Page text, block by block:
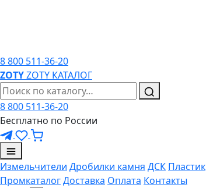
8 800 511-36-20
ZOTYZOTY КАТАЛОГ
8 800 511-36-20
Бесплатно по России
Измельчители Дробилки камня ДСК Пластик
ПромкаталогДоставка Оплата Контакты